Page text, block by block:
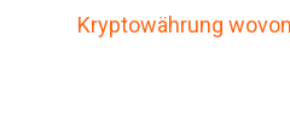
Kryptowährung